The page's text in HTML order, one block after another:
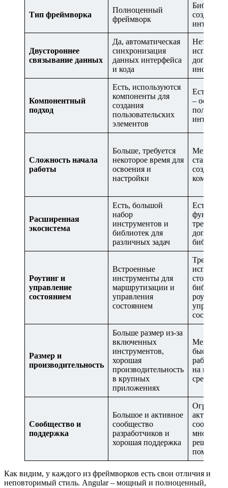
Тип фреймворка
Полноценный
фреймворк
создания
Двустороннее
связывание данных
Да, автоматическая
синхронизация
данных интерфейса
и кода
Нет,
Компонентный
подход
Есть, используются
компоненты для
создания
пользовательских
элементов
Есть,
– основа
Сложность начала
работы
Больше, требуется
некоторое время для
освоения и
настройки
Меньше,
старт и
создание
Расширенная
экосистема
Есть, большой
набор
инструментов и
библиотек для
различных задач
Есть, но
требуют
Роутинг и
управление
состоянием
Встроенные
инструменты для
маршрутизации и
управления
состоянием
Требуется
роутинга
Размер и
производительность
Больше размер из-за
включенных
инструментов,
хорошая
производительность
в крупных
приложениях
Меньше
быстрая
работа,
на
средних
Сообщество и
поддержка
Большое и активное
сообщество
разработчиков и
хорошая поддержка
активное
решений
помощи
Как видим, у каждого из фреймворков есть свои отличия и
неповторимый стиль. Angular – мощный и полноценный,